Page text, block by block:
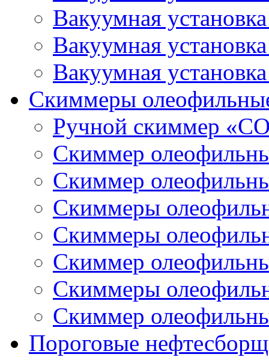
Вакуумная
Вакуумная
Вакуумная
Скиммеры
Ручной скиммер
Скиммер
Скиммер
Скиммеры
Скиммеры
Скиммер
Скиммеры
Скиммер
Пороговые